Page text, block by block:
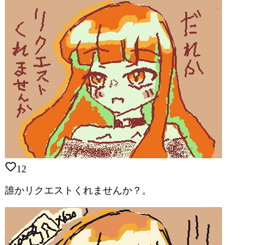
12
誰かリクエストくれませんか？。